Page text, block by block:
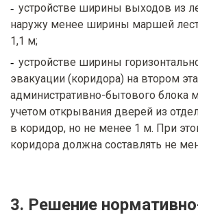
устройстве ширины выходов из
наружу менее ширины маршей
1,1 м;
устройстве ширины
эвакуации (коридора) на втором
административно-бытового блока
учетом открывания дверей из
в коридор, но не менее 1 м. При
коридора должна составлять не
3. Решение